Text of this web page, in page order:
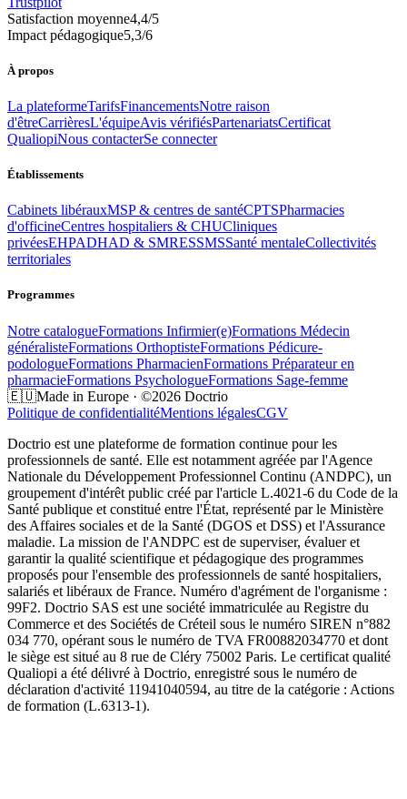
Satisfaction moyenne4,4/5
Impact pédagogique5,3/6
À propos
La plateformeTarifsFinancementsNotre raison
d'êtreCarrièresL'équipeAvis vérifiésPartenariatsCertificat
QualiopiNous contacterSe connecter
Établissements
Cabinets libérauxMSP & centres de santéCPTSPharmacies
d'officineCentres hospitaliers & CHUCliniques
privéesEHPADHAD & SMRESSMSSanté mentaleCollectivités
territoriales
Programmes
Notre catalogueFormations Infirmier(e)Formations Médecin
généralisteFormations OrthoptisteFormations Pédicure-
podologueFormations PharmacienFormations Préparateur en
pharmacieFormations PsychologueFormations Sage-femme
🇪🇺Made in Europe · ©2026 Doctrio
Politique de confidentialitéMentions légalesCGV
Doctrio est une plateforme de formation continue pour les
professionnels de santé. Elle est notamment agréée par l'Agence
Nationale du Développement Professionnel Continu (ANDPC), un
groupement d'intérêt public créé par l'article L.4021-6 du Code de la
Santé publique et constitué entre l'État, représenté par le Ministère
des Affaires sociales et de la Santé (DGOS et DSS) et l'Assurance
maladie. La mission de l'ANDPC est de superviser, évaluer et
garantir la qualité scientifique et pédagogique des programmes
proposés pour l'ensemble des professionnels de santé hospitaliers,
salariés et libéraux de France. Numéro d'agrément de l'organisme :
99F2. Doctrio SAS est une société immatriculée au Registre du
Commerce et des Sociétés de Créteil sous le numéro SIREN n°882
034 770, opérant sous le numéro de TVA FR00882034770 et dont
le siège est situé au 8 rue de Cléry 75002 Paris. Le certificat qualité
Qualiopi a été délivré à Doctrio, enregistré sous le numéro de
déclaration d'activité 11941040594, au titre de la catégorie : Actions
de formation (L.6313-1).